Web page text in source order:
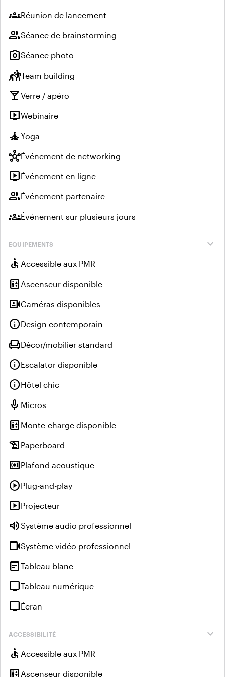
groupsRéunion de lancement
groupSéance de brainstorming
photo_cameraSéance photo
sports_kabaddiTeam building
local_barVerre / apéro
live_tvWebinaire
self_improvementYoga
hubÉvénement de networking
live_tvÉvénement en ligne
groupÉvénement partenaire
groupsÉvénement sur plusieurs jours
expand_more
EQUIPEMENTS
accessible Accessible aux PMR
elevator Ascenseur disponible
video_camera_frontCaméras disponibles
infoDesign contemporain
chairDécor/mobilier standard
infoEscalator disponible
infoHôtel chic
mic Micros
elevator Monte-charge disponible
history_edu Paperboard
surround_soundPlafond acoustique
play_circlePlug-and-play
smart_displayProjecteur
volume_upSystème audio professionnel
videocamSystème vidéo professionnel
wysiwygTableau blanc
tvTableau numérique
tvÉcran
expand_more
ACCESSIBILITÉ
accessible Accessible aux PMR
elevator Ascenseur disponible